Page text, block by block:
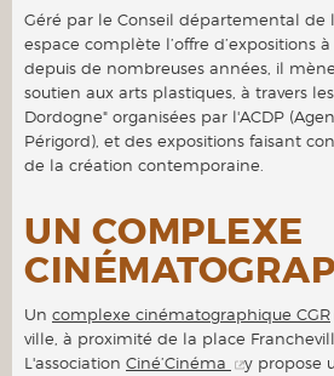
Géré par le Conseil départemental de
espace complète l’offre d’expositions
depuis de nombreuses années, il
soutien aux arts plastiques, à travers
Dordogne" organisées par l'ACDP
Périgord), et des expositions faisant
de la création contemporaine.
UN COMPLEXE
Un complexe cinématographique CGR
ville, à proximité de la place
L'association Ciné’Cinéma
y propose